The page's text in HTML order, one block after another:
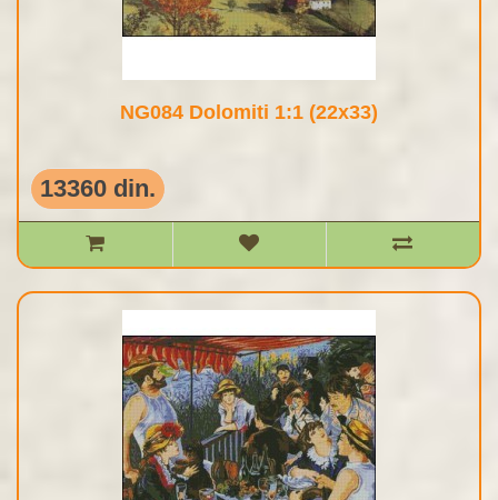
NG084 Dolomiti 1:1 (22x33)
13360 din.